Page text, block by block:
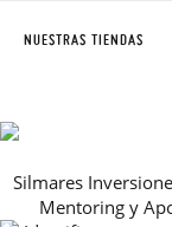
AVISO LEGAL,
GUIA DE TALLAS
REBAJAS
NUESTRAS TIENDAS
Silmares
Mentoring y